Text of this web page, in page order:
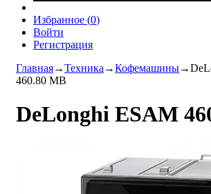
Избранное (0)
Войти
Регистрация
Главная→Техника →Кофемашины→
460.80 MB
DeLonghi ESAM